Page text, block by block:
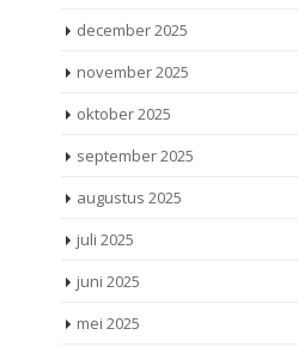
december 2025
november 2025
oktober 2025
september 2025
augustus 2025
juli 2025
juni 2025
mei 2025